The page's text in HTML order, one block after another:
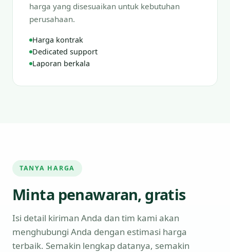
harga yang disesuaikan untuk kebutuhan
perusahaan.
Harga kontrak
Dedicated support
Laporan berkala
TANYA HARGA
Minta penawaran, gratis
Isi detail kiriman Anda dan tim kami akan
menghubungi Anda dengan estimasi harga
terbaik. Semakin lengkap datanya, semakin